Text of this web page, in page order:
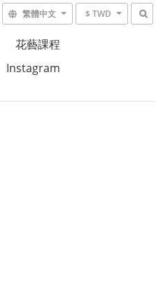
繁體中文 $ TWD
花藝課程
Instagram